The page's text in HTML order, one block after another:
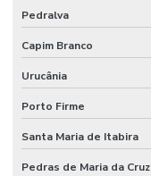
Pedralva
Capim Branco
Urucânia
Porto Firme
Santa Maria de Itabira
Pedras de Maria da Cruz